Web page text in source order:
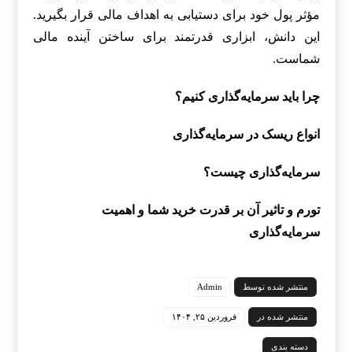
مؤثر پول خود برای دستیابی به اهداف مالی قرار بگیرید.
این دانش، ابزاری قدرتمند برای ساختن آینده مالی
شماست.
چرا باید سرمایه‌گذاری کنیم؟
انواع ریسک در سرمایه‌گذاری
سرمایه‌گذاری چیست؟
تورم و تاثیر آن بر قدرت خرید شما و اهمیت
سرمایه‌گذاری
منتشر شده توسط Admin
منتشر شده در فروردین ۲۵, ۱۴۰۴
دسته بندی